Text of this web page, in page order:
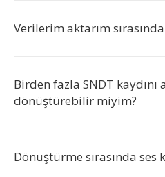
Verilerim aktarım
Birden fazla SNDT kaydını
dönüştürebilir miyim?
Dönüştürme sırasında ses